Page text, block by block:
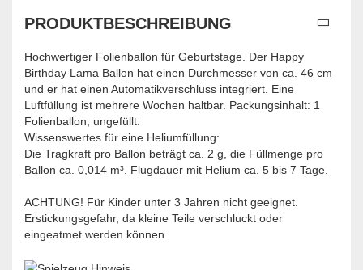
PRODUKTBESCHREIBUNG
Hochwertiger Folienballon für Geburtstage. Der Happy
Birthday Lama Ballon hat einen Durchmesser von ca. 46 cm
und er hat einen Automatikverschluss integriert. Eine
Luftfüllung ist mehrere Wochen haltbar. Packungsinhalt: 1
Folienballon, ungefüllt.
Wissenswertes für eine Heliumfüllung:
Die Tragkraft pro Ballon beträgt ca. 2 g, die Füllmenge pro
Ballon ca. 0,014 m³. Flugdauer mit Helium ca. 5 bis 7 Tage.
ACHTUNG! Für Kinder unter 3 Jahren nicht geeignet.
Erstickungsgefahr, da kleine Teile verschluckt oder
eingeatmet werden können.